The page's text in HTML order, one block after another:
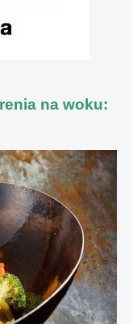
na woku: